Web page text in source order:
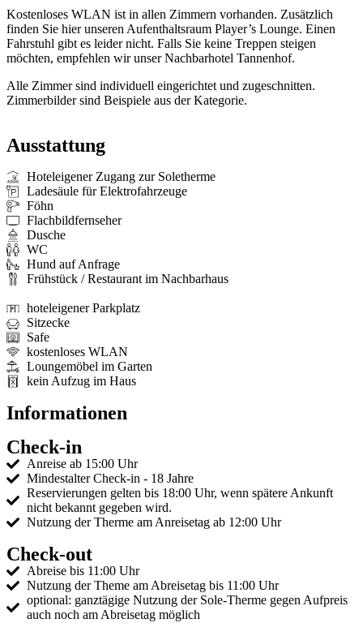
Kostenloses WLAN ist in allen Zimmern vorhanden. Zusätzlich
finden Sie hier unseren Aufenthaltsraum Player’s Lounge. Einen
Fahrstuhl gibt es leider nicht. Falls Sie keine Treppen steigen
möchten, empfehlen wir unser Nachbarhotel Tannenhof.
Alle Zimmer sind individuell eingerichtet und zugeschnitten.
Zimmerbilder sind Beispiele aus der Kategorie.
Ausstattung
Hoteleigener Zugang zur Soletherme
Ladesäule für Elektrofahrzeuge
Föhn
Flachbildfernseher
Dusche
WC
Hund auf Anfrage
Frühstück / Restaurant im Nachbarhaus
hoteleigener Parkplatz
Sitzecke
Safe
kostenloses WLAN
Loungemöbel im Garten
kein Aufzug im Haus
Informationen
Check-in
Anreise ab 15:00 Uhr
Mindestalter Check-in - 18 Jahre
Reservierungen gelten bis 18:00 Uhr, wenn spätere Ankunft
nicht bekannt gegeben wird.
Nutzung der Therme am Anreisetag ab 12:00 Uhr
Check-out
Abreise bis 11:00 Uhr
Nutzung der Theme am Abreisetag bis 11:00 Uhr
optional: ganztägige Nutzung der Sole-Therme gegen Aufpreis
auch noch am Abreisetag möglich